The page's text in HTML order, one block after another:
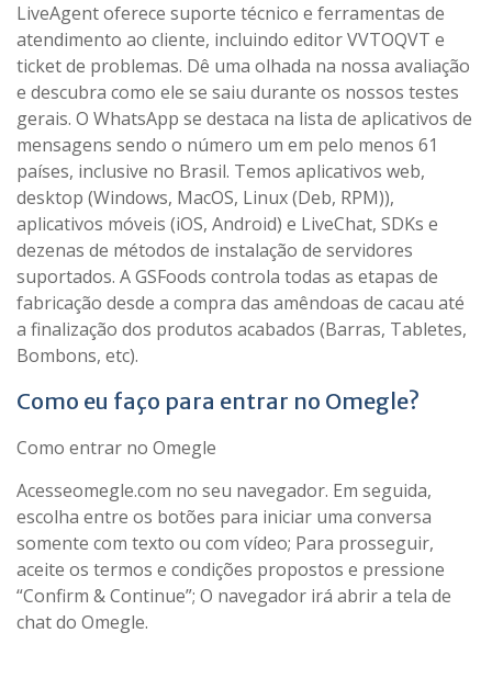
LiveAgent oferece suporte técnico e ferramentas de
atendimento ao cliente, incluindo editor VVTOQVT e
ticket de problemas. Dê uma olhada na nossa avaliação
e descubra como ele se saiu durante os nossos testes
gerais. O WhatsApp se destaca na lista de aplicativos de
mensagens sendo o número um em pelo menos 61
países, inclusive no Brasil. Temos aplicativos web,
desktop (Windows, MacOS, Linux (Deb, RPM)),
aplicativos móveis (iOS, Android) e LiveChat, SDKs e
dezenas de métodos de instalação de servidores
suportados. A GSFoods controla todas as etapas de
fabricação desde a compra das amêndoas de cacau até
a finalização dos produtos acabados (Barras, Tabletes,
Bombons, etc).
Como eu faço para entrar no Omegle?
Como entrar no Omegle
Acesseomegle.com no seu navegador. Em seguida,
escolha entre os botões para iniciar uma conversa
somente com texto ou com vídeo; Para prosseguir,
aceite os termos e condições propostos e pressione
“Confirm & Continue”; O navegador irá abrir a tela de
chat do Omegle.